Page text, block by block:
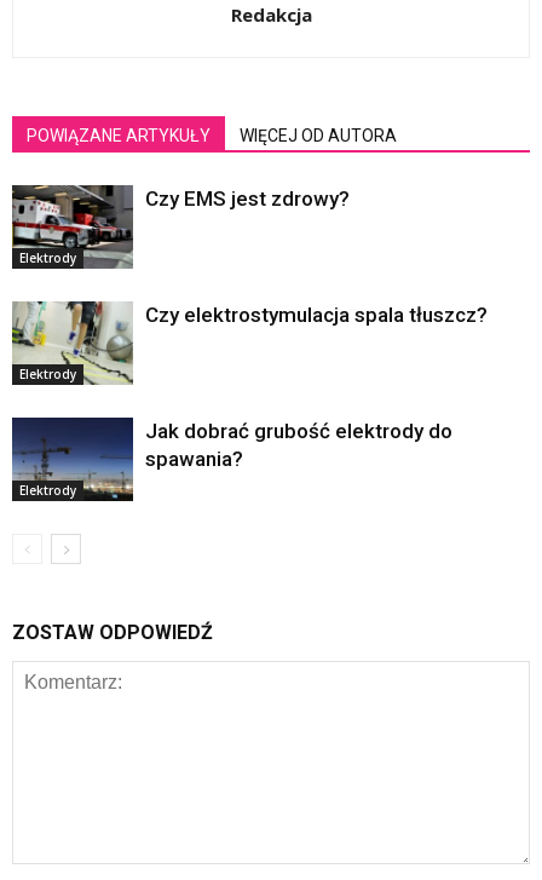
Redakcja
POWIĄZANE ARTYKUŁY WIĘCEJ OD AUTORA
Elektrody
Czy EMS jest zdrowy?
Elektrody
Czy elektrostymulacja spala tłuszcz?
Elektrody
Jak dobrać grubość elektrody do
spawania?
ZOSTAW ODPOWIEDŹ